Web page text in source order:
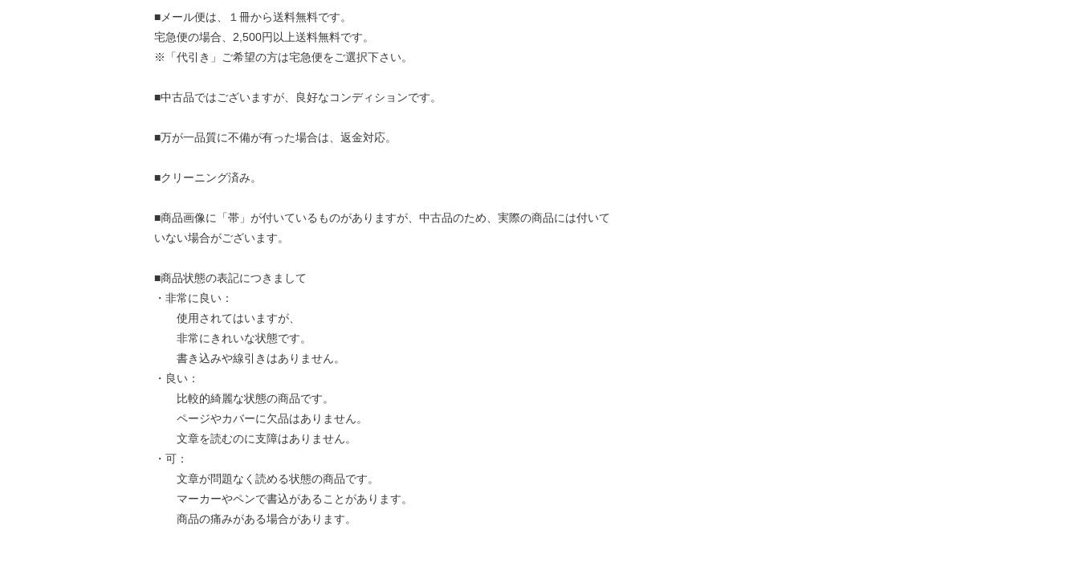
■メール便は、１冊から送料無料です。
宅急便の場合、2,500円以上送料無料です。
※「代引き」ご希望の方は宅急便をご選択下さい。
■中古品ではございますが、良好なコンディションです。
■万が一品質に不備が有った場合は、返金対応。
■クリーニング済み。
■商品画像に「帯」が付いているものがありますが、中古品のため、実際の商品には付いて
いない場合がございます。
■商品状態の表記につきまして
・非常に良い：
使用されてはいますが、
非常にきれいな状態です。
書き込みや線引きはありません。
・良い：
比較的綺麗な状態の商品です。
ページやカバーに欠品はありません。
文章を読むのに支障はありません。
・可：
文章が問題なく読める状態の商品です。
マーカーやペンで書込があることがあります。
商品の痛みがある場合があります。